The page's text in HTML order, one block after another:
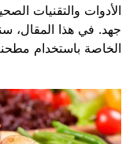
الأدوات والتقنيات
جهد. في هذا المقال،
الخاصة باستخدام